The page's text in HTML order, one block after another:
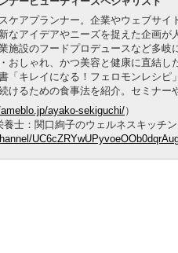
ケアプランナー。企業やウェブサイ
なアイデアやニーズを捉えた企画が
施設のフードプロデュースなど多岐
おしゃれ、かつ美容と健康に直結
「キレイになる！フェロモンレシピ
けるための食事法を紹介。セミナー
ayako-sekiguchi/）
士：関口絢子のウェルネスキッチン